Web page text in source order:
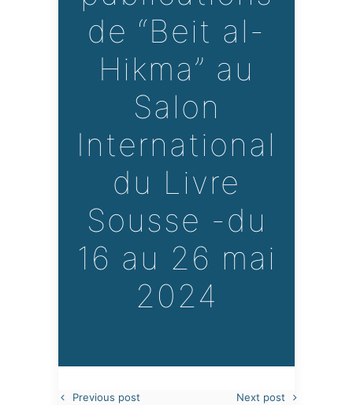
de “Beit al-
Hikma” au
Salon
International
du Livre
Sousse -du
16 au 26 mai
2024
Previous post Next post